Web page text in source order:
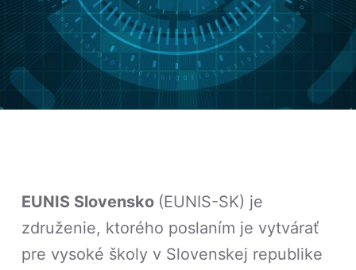
EUNIS Slovensko (EUNIS-SK) je
združenie, ktorého poslaním je vytvárať
pre vysoké školy v Slovenskej republike